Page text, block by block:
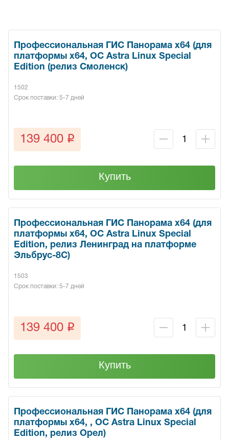
Профессиональная ГИС Панорама х64 (для
платформы x64, ОС Astra Linux Special
Edition (релиз Смоленск)
1502
Срок поставки: 5-7 дней
139 400 q
Купить
Профессиональная ГИС Панорама х64 (для
платформы x64, ОС Astra Linux Special
Edition, релиз Ленинград на платформе
Эльбрус-8С)
1503
Срок поставки: 5-7 дней
139 400 q
Купить
Профессиональная ГИС Панорама х64 (для
платформы x64, , ОС Astra Linux Special
Edition, релиз Орел)